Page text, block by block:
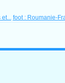
et... foot : Roumanie-